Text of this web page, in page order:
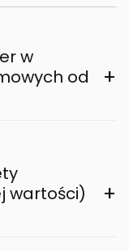
w
od
+
wartości)
+